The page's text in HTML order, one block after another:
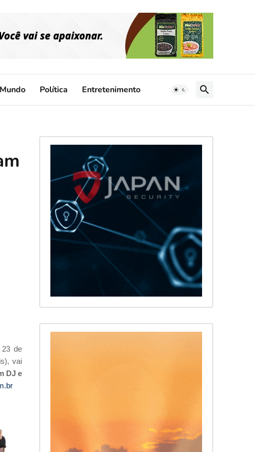
Mundo Política Entretenimento
de
vai
DJ e